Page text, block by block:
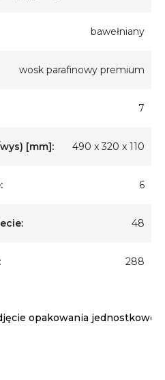
bawełniany
wosk parafinowy premium
7
[mm]: 490 x 320 x 110
6
48
288
opakowania